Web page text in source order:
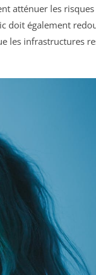
atténuer les
doit également
les infrastructures